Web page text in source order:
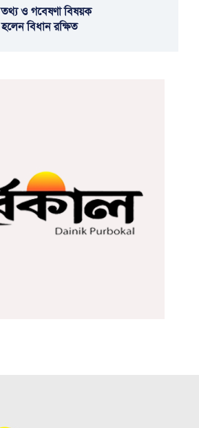
তথ্য ও গবেষণা বিষয়ক
বিধান রক্ষিত